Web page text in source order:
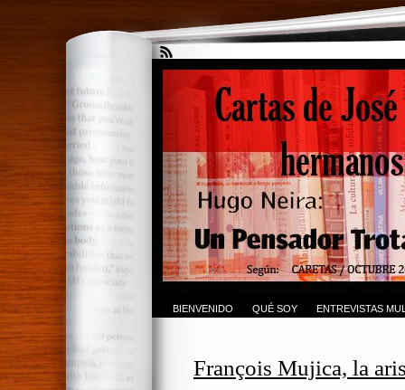
BIENVENIDO QUÉ SOY ENTREVISTAS
François Mujica, la